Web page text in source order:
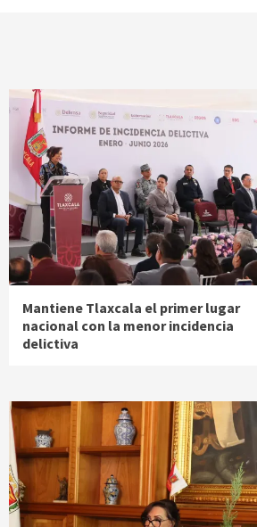
Mantiene Tlaxcala el primer lugar
nacional con la menor incidencia
delictiva